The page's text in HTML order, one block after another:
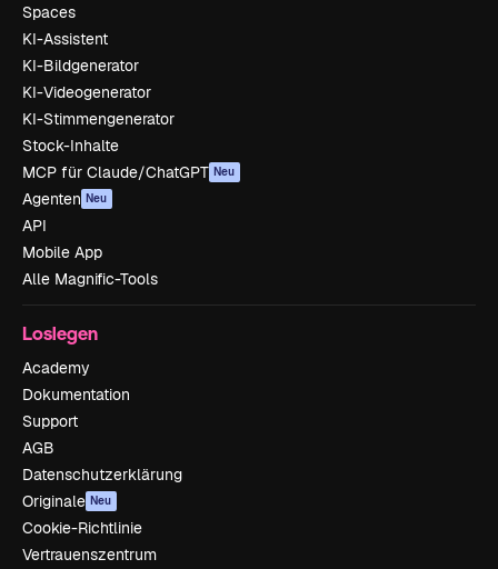
Spaces
KI-Assistent
KI-Bildgenerator
KI-Videogenerator
KI-Stimmengenerator
Stock-Inhalte
MCP für Claude/ChatGPT Neu
Agenten Neu
API
Mobile App
Alle Magnific-Tools
Loslegen
Academy
Dokumentation
Support
AGB
Datenschutzerklärung
Originale Neu
Cookie-Richtlinie
Vertrauenszentrum